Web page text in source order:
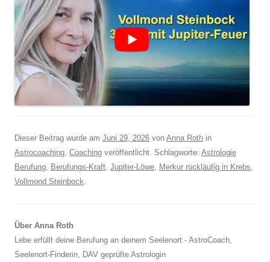
Dieser Beitrag wurde am Juni 29, 2026 von Anna Roth in
Astrocoaching, Coaching veröffentlicht. Schlagworte: Astrologie
Berufung, Berufungs-Kraft, Jupiter-Löwe, Merkur rückläufig in Krebs,
Vollmond Steinbock.
Über Anna Roth
Lebe erfüllt deine Berufung an deinem Seelenort - AstroCoach,
Seelenort-Finderin, DAV geprüfte Astrologin